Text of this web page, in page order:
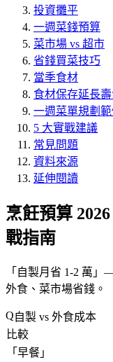
投資攤平
一週菜錢預算
菜市場 vs 超市
省錢買菜技巧
當季食材
食材保存延長
一週菜單規劃範
5 大實戰建議
常見問題
資料來源
延伸閱讀
烹飪預算
戰指南
「 自製月省 1-2 萬 」
外食、菜市場省錢。
自製 vs 外食成本
比較
「 早餐 」